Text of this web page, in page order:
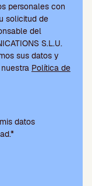
personales con
solicitud de
del
S.L.U.
sus datos y
Política de
a la newsletter
datos